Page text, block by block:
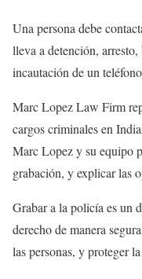
Una persona debe
lleva a detención, arresto,
incautación de un
Marc Lopez Law Firm
cargos criminales en
Marc Lopez y su equipo
grabación, y explicar las
Grabar a la policía es un
derecho de manera
las personas, y proteger